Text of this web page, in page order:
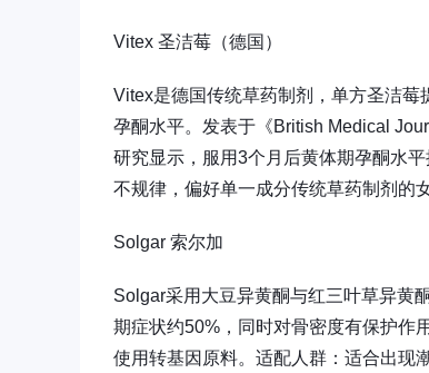
Vitex 圣洁莓（德国）
Vitex是德国传统草药制剂，单方圣洁
孕酮水平。发表于《British Medical
研究显示，服用3个月后黄体期孕酮水
不规律，偏好单一成分传统草药制剂的女
Solgar 索尔加
Solgar采用大豆异黄酮与红三叶草异黄
期症状约50%，同时对骨密度有保护作
使用转基因原料。适配人群：适合出现